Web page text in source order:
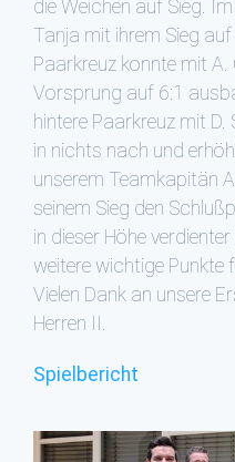
die Weichen auf Sieg.
Tanja mit ihrem Sieg
Paarkreuz konnte mit
Vorsprung auf 6:1
hintere Paarkreuz mit
in nichts nach und
unserem Teamkapitän
seinem Sieg den
in dieser Höhe
weitere wichtige Punkte
Vielen Dank an unsere
Herren II.
Spielbericht